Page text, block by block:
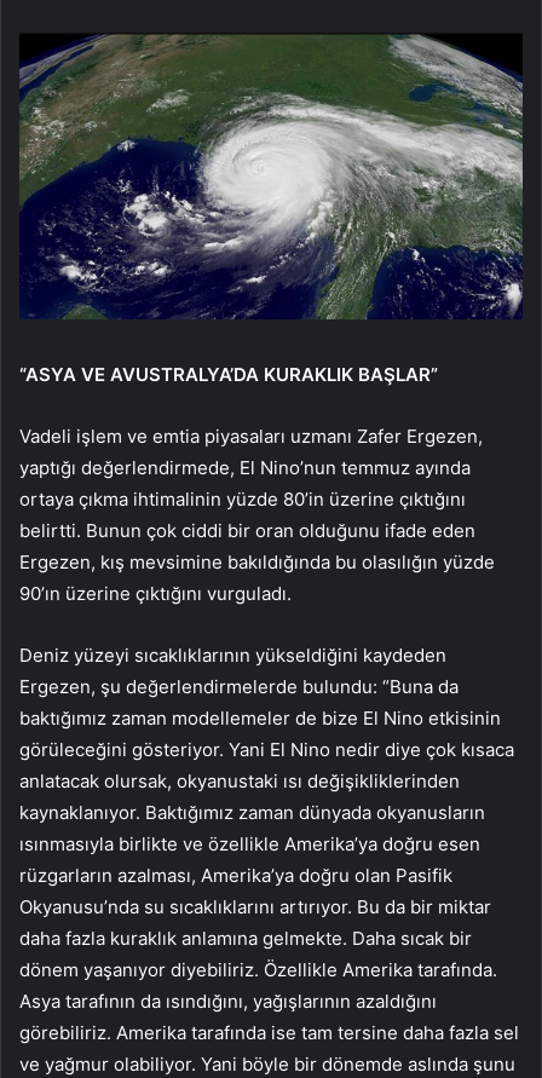
“ASYA VE AVUSTRALYA’DA KURAKLIK BAŞLAR”
Vadeli işlem ve emtia piyasaları uzmanı Zafer Ergezen,
yaptığı değerlendirmede, El Nino’nun temmuz ayında
ortaya çıkma ihtimalinin yüzde 80’in üzerine çıktığını
belirtti. Bunun çok ciddi bir oran olduğunu ifade eden
Ergezen, kış mevsimine bakıldığında bu olasılığın yüzde
90’ın üzerine çıktığını vurguladı.
Deniz yüzeyi sıcaklıklarının yükseldiğini kaydeden
Ergezen, şu değerlendirmelerde bulundu: “Buna da
baktığımız zaman modellemeler de bize El Nino etkisinin
görüleceğini gösteriyor. Yani El Nino nedir diye çok kısaca
anlatacak olursak, okyanustaki ısı değişikliklerinden
kaynaklanıyor. Baktığımız zaman dünyada okyanusların
ısınmasıyla birlikte ve özellikle Amerika’ya doğru esen
rüzgarların azalması, Amerika’ya doğru olan Pasifik
Okyanusu’nda su sıcaklıklarını artırıyor. Bu da bir miktar
daha fazla kuraklık anlamına gelmekte. Daha sıcak bir
dönem yaşanıyor diyebiliriz. Özellikle Amerika tarafında.
Asya tarafının da ısındığını, yağışlarının azaldığını
görebiliriz. Amerika tarafında ise tam tersine daha fazla sel
ve yağmur olabiliyor. Yani böyle bir dönemde aslında şunu